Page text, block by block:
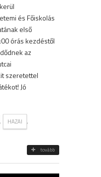
és Főiskolás
első
órás kezdéstől
az
szeretettel
Jó
, HAZAI ,
tovább